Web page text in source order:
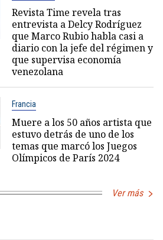
Revista Time revela tras
entrevista a Delcy Rodríguez
que Marco Rubio habla casi a
diario con la jefe del régimen y
que supervisa economía
venezolana
Francia
Muere a los 50 años artista que
estuvo detrás de uno de los
temas que marcó los Juegos
Olímpicos de París 2024
Ver más